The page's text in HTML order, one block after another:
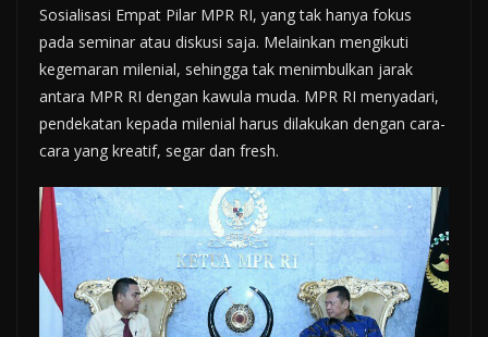
Sosialisasi Empat Pilar MPR RI, yang tak hanya fokus
pada seminar atau diskusi saja. Melainkan mengikuti
kegemaran milenial, sehingga tak menimbulkan jarak
antara MPR RI dengan kawula muda. MPR RI menyadari,
pendekatan kepada milenial harus dilakukan dengan cara-
cara yang kreatif, segar dan fresh.